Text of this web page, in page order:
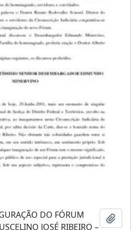
DO FÓRUM
JOSÉ RIBEIRO –